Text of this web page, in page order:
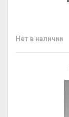
Нет в наличии